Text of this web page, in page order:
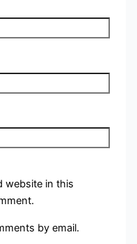
website in this
by email.